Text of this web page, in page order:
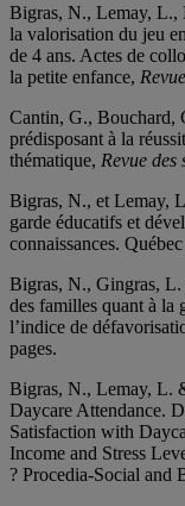
Bigras, N., Lemay, L.,
la valorisation du jeu
de 4 ans. Actes de
la petite enfance,
Cantin, G., Bouchard,
prédisposant à la
thématique, Revue des
Bigras, N., et Lemay,
garde éducatifs et
connaissances.
Bigras, N., Gingras,
des familles quant à la
l’indice de
pages.
Bigras, N., Lemay, L.
Daycare Attendance.
Satisfaction with
Income and Stress
? Procedia-Social and